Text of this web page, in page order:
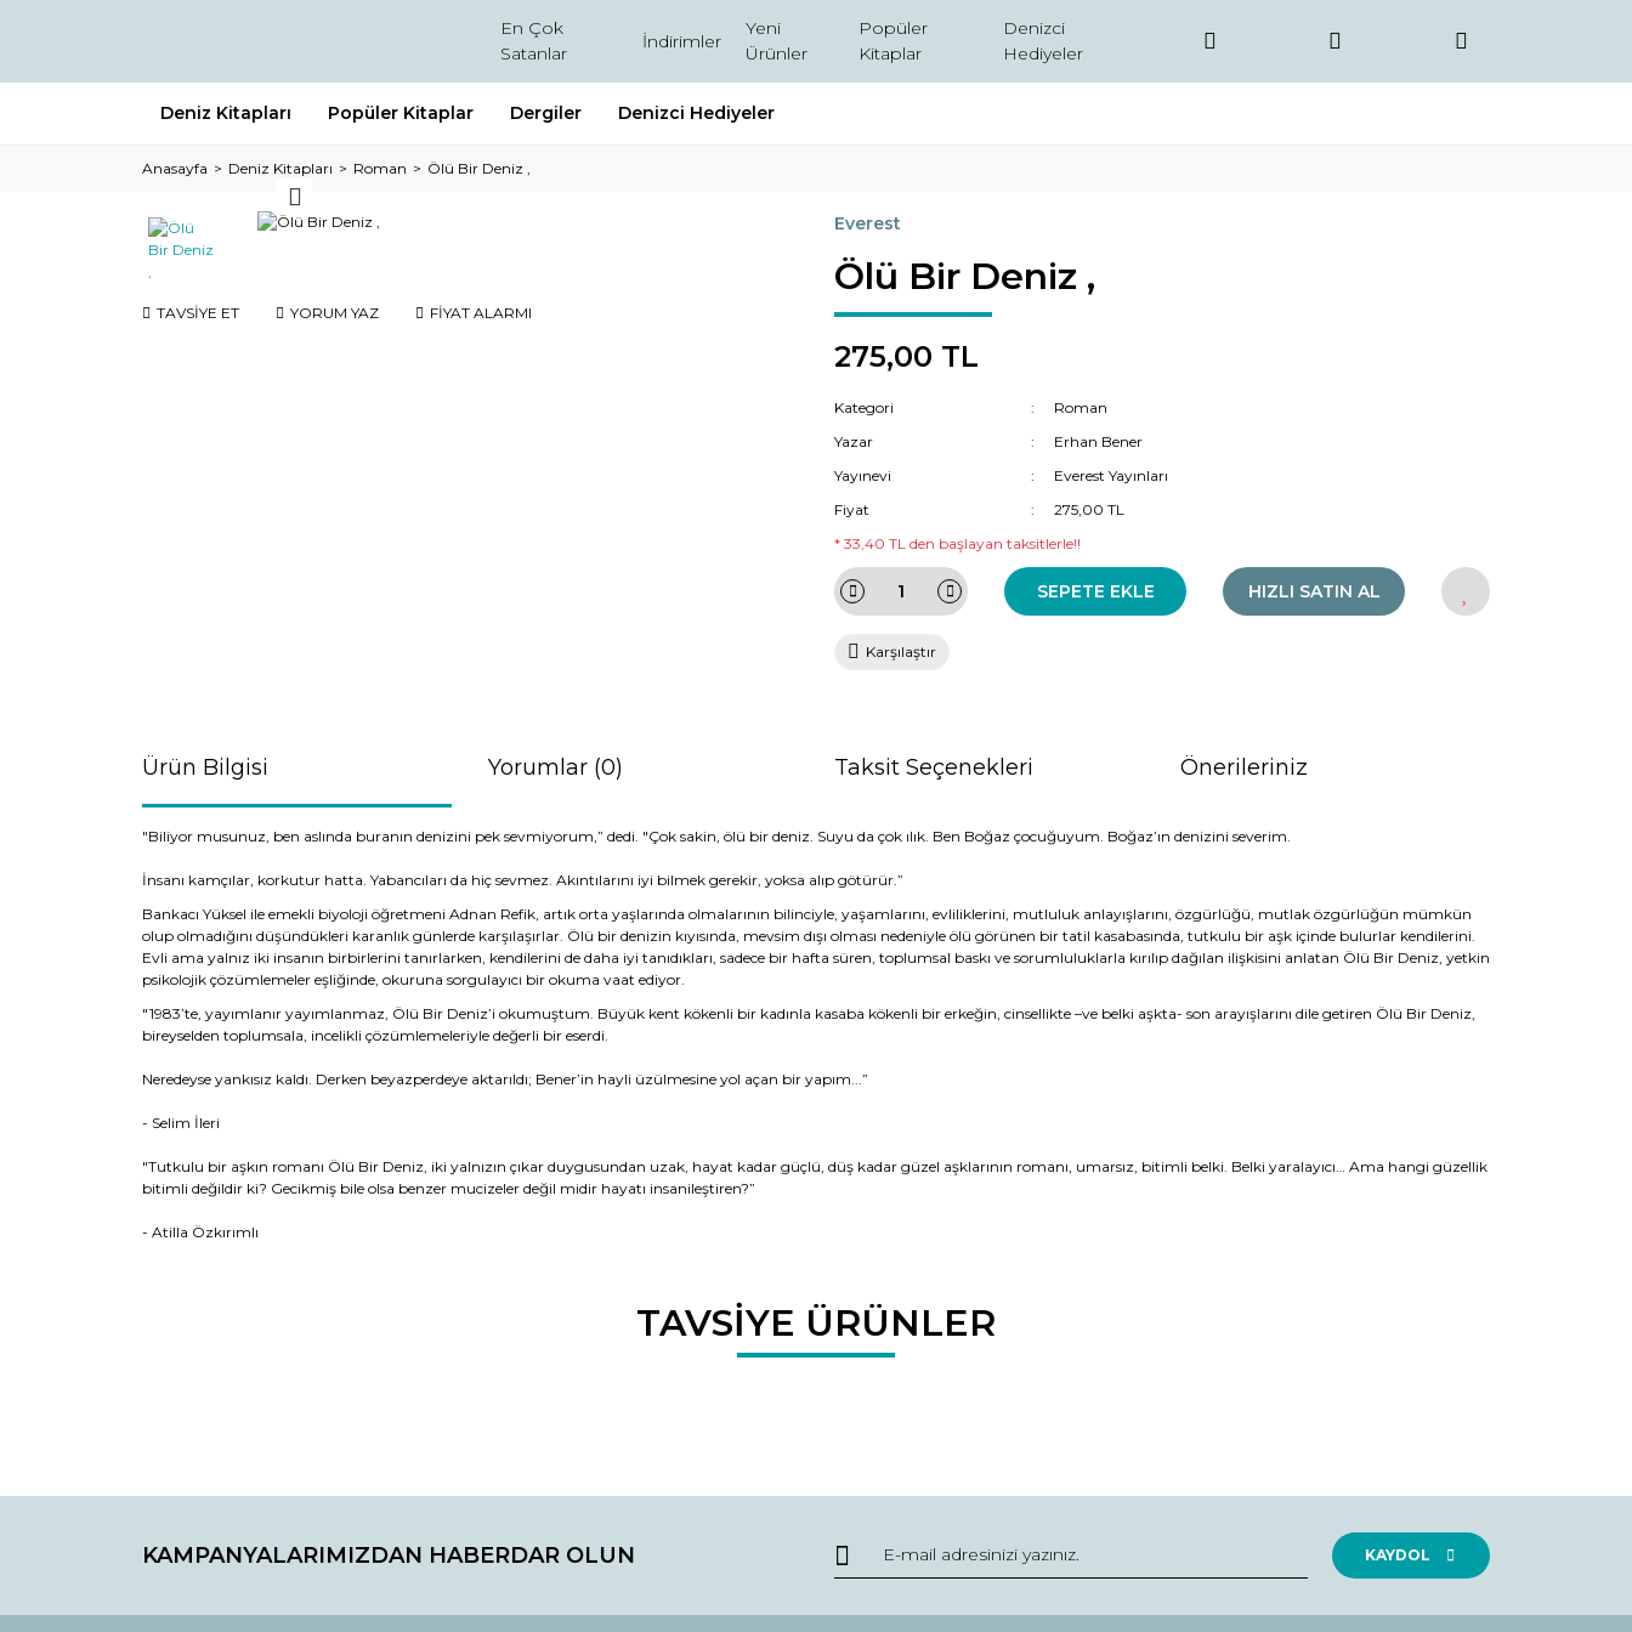
En Çok
Satanlar
İndirimler
Yeni
Ürünler
Popüler
Kitaplar
Denizci
Hediyeler
Deniz Kitapları Popüler Kitaplar Dergiler Denizci Hediyeler
Anasayfa Deniz Kitapları Roman Ölü Bir Deniz ,
TAVSİYE ET YORUM YAZ FİYAT ALARMI
Everest
Ölü Bir Deniz ,
275,00 TL
Kategori
Roman
Yazar
Erhan Bener
Yayınevi
Everest Yayınları
Fiyat
275,00 TL
* 33,40 TL den başlayan taksitlerle!!
SEPETE EKLE HIZLI SATIN AL
Karşılaştır
Ürün Bilgisi Yorumlar (0) Taksit Seçenekleri Önerileriniz
"Biliyor musunuz, ben aslında buranın denizini pek sevmiyorum,” dedi. "Çok sakin, ölü bir deniz. Suyu da çok ılık. Ben Boğaz çocuğuyum. Boğaz’ın denizini severim.
İnsanı kamçılar, korkutur hatta. Yabancıları da hiç sevmez. Akıntılarını iyi bilmek gerekir, yoksa alıp götürür.”
Bankacı Yüksel ile emekli biyoloji öğretmeni Adnan Refik, artık orta yaşlarında olmalarının bilinciyle, yaşamlarını, evliliklerini, mutluluk anlayışlarını, özgürlüğü, mutlak özgürlüğün mümkün
olup olmadığını düşündükleri karanlık günlerde karşılaşırlar. Ölü bir denizin kıyısında, mevsim dışı olması nedeniyle ölü görünen bir tatil kasabasında, tutkulu bir aşk içinde bulurlar kendilerini.
Evli ama yalnız iki insanın birbirlerini tanırlarken, kendilerini de daha iyi tanıdıkları, sadece bir hafta süren, toplumsal baskı ve sorumluluklarla kırılıp dağılan ilişkisini anlatan Ölü Bir Deniz, yetkin
psikolojik çözümlemeler eşliğinde, okuruna sorgulayıcı bir okuma vaat ediyor.
"1983’te, yayımlanır yayımlanmaz, Ölü Bir Deniz’i okumuştum. Büyük kent kökenli bir kadınla kasaba kökenli bir erkeğin, cinsellikte –ve belki aşkta- son arayışlarını dile getiren Ölü Bir Deniz,
bireyselden toplumsala, incelikli çözümlemeleriyle değerli bir eserdi.
Neredeyse yankısız kaldı. Derken beyazperdeye aktarıldı; Bener’in hayli üzülmesine yol açan bir yapım...”
- Selim İleri
"Tutkulu bir aşkın romanı Ölü Bir Deniz, iki yalnızın çıkar duygusundan uzak, hayat kadar güçlü, düş kadar güzel aşklarının romanı, umarsız, bitimli belki. Belki yaralayıcı… Ama hangi güzellik
bitimli değildir ki? Gecikmiş bile olsa benzer mucizeler değil midir hayatı insanileştiren?”
- Atilla Özkırımlı
Bu ürüne ilk yorumu siz yapın!
Bu ürünün fiyat bilgisi, resim, ürün açıklamalarında ve diğer konularda yetersiz gördüğünüz noktaları öneri formunu kullanarak tarafımıza iletebilirsiniz.
Ürün fiyatı diğer sitelerden daha pahalı.
TAVSİYE ÜRÜNLER
KAMPANYALARIMIZDAN HABERDAR OLUN KAYDOL